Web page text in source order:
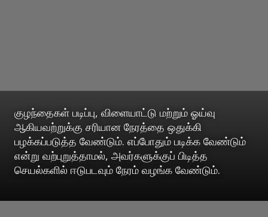
குழந்தைகள் படிப்பு, விளையாட்டு மற்றும் ஓய்வு
ஆகியவற்றுக்கு சரியான நேரத்தை ஒதுக்கி
பழக்கப்படுத்த வேண்டும். எப்போதும் படிக்க வேண்டும்
என்று வற்புறுத்தாமல், அவர்களுக்குப் பிடித்த
செயல்களில் ஈடுபடவும் நேரம் வழங்க வேண்டும்.